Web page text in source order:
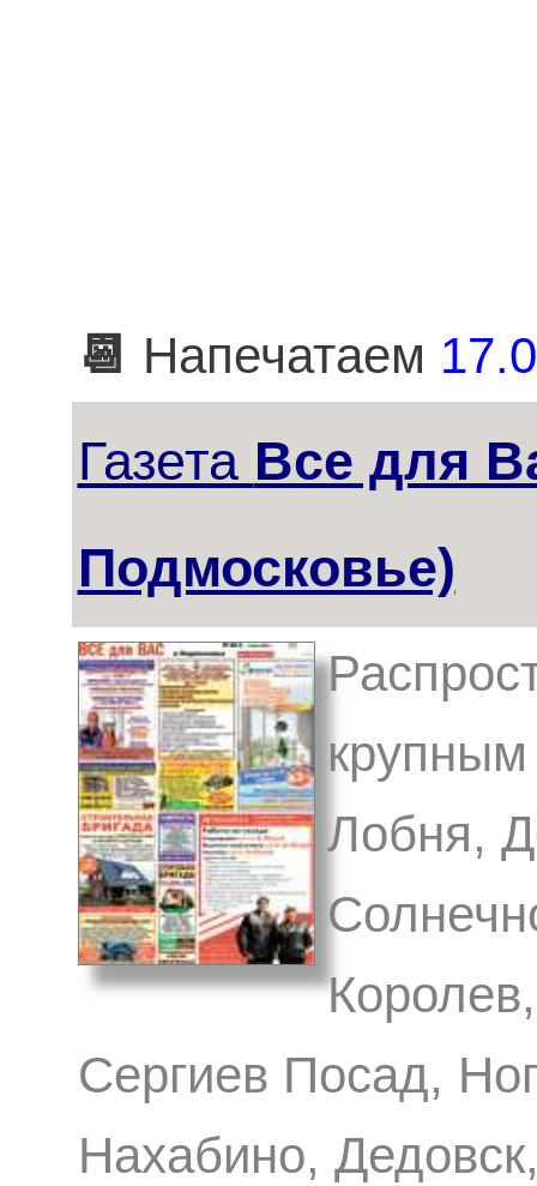
📆 Напечатаем
Газета Все для
Подмосковье)
Лобня,
Сергиев Посад,
Нахабино,